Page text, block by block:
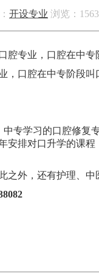
开设专业 浏览：1563
腔专业，口腔在中
口腔在中专阶段
专学习的口腔修复
安排对口升学的课
之外，还有护理、